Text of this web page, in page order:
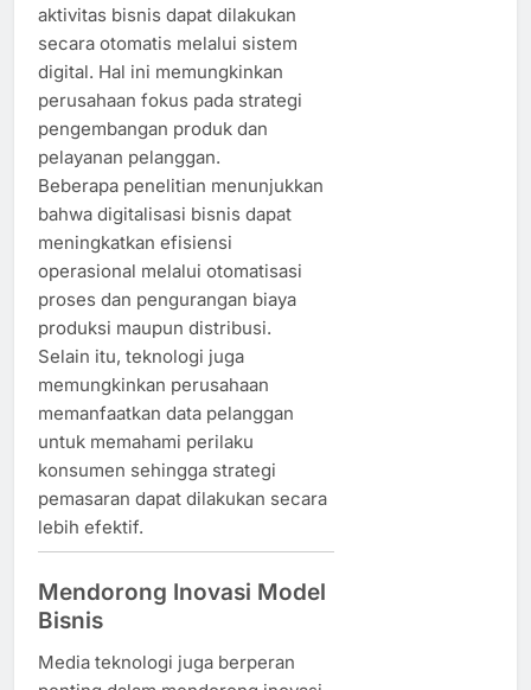
aktivitas bisnis dapat dilakukan
secara otomatis melalui sistem
digital. Hal ini memungkinkan
perusahaan fokus pada strategi
pengembangan produk dan
pelayanan pelanggan.
Beberapa penelitian menunjukkan
bahwa digitalisasi bisnis dapat
meningkatkan efisiensi
operasional melalui otomatisasi
proses dan pengurangan biaya
produksi maupun distribusi.
Selain itu, teknologi juga
memungkinkan perusahaan
memanfaatkan data pelanggan
untuk memahami perilaku
konsumen sehingga strategi
pemasaran dapat dilakukan secara
lebih efektif.
Mendorong Inovasi Model
Bisnis
Media teknologi juga berperan